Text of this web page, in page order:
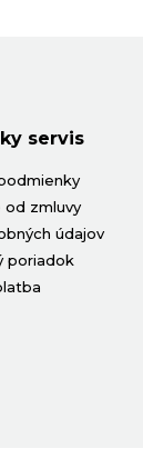
servis
od zmluvy
údajov
poriadok